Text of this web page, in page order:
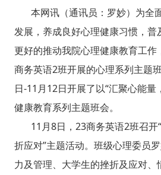
本网讯（通讯员：罗妙）为全
发展，养成良好心理健康习惯，普
更好的推动我院心理健康教育工
商务英语2班开展的心理系列主题
日-11月12日开展了以“汇聚心能量
健康教育系列主题班会。
11月8日，23商务英语2班召开
折应对”主题活动。班级心理委员
力及管理、大学生的挫折及应对